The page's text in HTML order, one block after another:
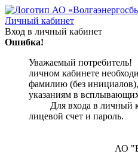
Личный кабинет
Вход в личный кабинет
Ошибка!
Уважаемый
личном кабинете
фамилию (без
указаниям в
Для входа в личный
лицевой
АО